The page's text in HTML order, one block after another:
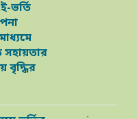
ভর্তি
সহায়তার
বৃদ্ধির